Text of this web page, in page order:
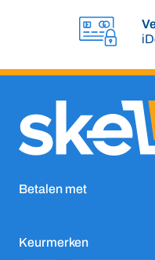
Betalen met
Keurmerken